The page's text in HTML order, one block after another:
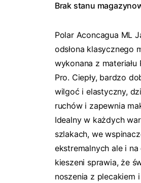
Brak stanu
Polar Aconcagua ML
odsłona klasycznego
wykonana z
Pro. Ciepły, bardzo
wilgoć i elastyczny,
ruchów i zapewnia
Idealny w każdych
szlakach, we
ekstremalnych ale i
kieszeni sprawia, że
noszenia z plecakiem